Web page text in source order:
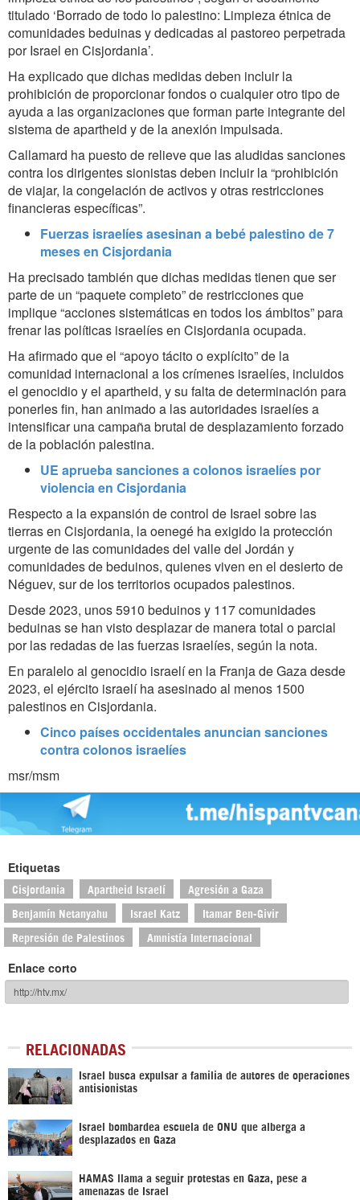
titulado ‘Borrado de todo lo palestino: Limpieza étnica de
comunidades beduinas y dedicadas al pastoreo perpetrada
por Israel en Cisjordania’.
Ha explicado que dichas medidas deben incluir la
prohibición de proporcionar fondos o cualquier otro tipo de
ayuda a las organizaciones que forman parte integrante del
sistema de apartheid y de la anexión impulsada.
Callamard ha puesto de relieve que las aludidas sanciones
contra los dirigentes sionistas deben incluir la “prohibición
de viajar, la congelación de activos y otras restricciones
financieras específicas”.
Fuerzas israelíes asesinan a bebé palestino de 7
meses en Cisjordania
Ha precisado también que dichas medidas tienen que ser
parte de un “paquete completo” de restricciones que
implique “acciones sistemáticas en todos los ámbitos” para
frenar las políticas israelíes en Cisjordania ocupada.
Ha afirmado que el “apoyo tácito o explícito” de la
comunidad internacional a los crímenes israelíes, incluidos
el genocidio y el apartheid, y su falta de determinación para
ponerles fin, han animado a las autoridades israelíes a
intensificar una campaña brutal de desplazamiento forzado
de la población palestina.
UE aprueba sanciones a colonos israelíes por
violencia en Cisjordania
Respecto a la expansión de control de Israel sobre las
tierras en Cisjordania, la oenegé ha exigido la protección
urgente de las comunidades del valle del Jordán y
comunidades de beduinos, quienes viven en el desierto de
Néguev, sur de los territorios ocupados palestinos.
Desde 2023, unos 5910 beduinos y 117 comunidades
beduinas se han visto desplazar de manera total o parcial
por las redadas de las fuerzas israelíes, según la nota.
En paralelo al genocidio israelí en la Franja de Gaza desde
2023, el ejército israelí ha asesinado al menos 1500
palestinos en Cisjordania.
Cinco países occidentales anuncian sanciones
contra colonos israelíes
msr/msm
Etiquetas
Cisjordania Apartheid Israelí Agresión a Gaza
Benjamín Netanyahu Israel Katz Itamar Ben-Givir
Represión de Palestinos Amnistía Internacional
Enlace corto
RELACIONADAS
Israel busca expulsar a familia de autores de operaciones
antisionistas
Israel bombardea escuela de ONU que alberga a
desplazados en Gaza
HAMAS llama a seguir protestas en Gaza, pese a
amenazas de Israel